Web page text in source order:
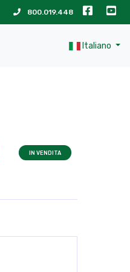
800.019.448
Italiano
IN VENDITA